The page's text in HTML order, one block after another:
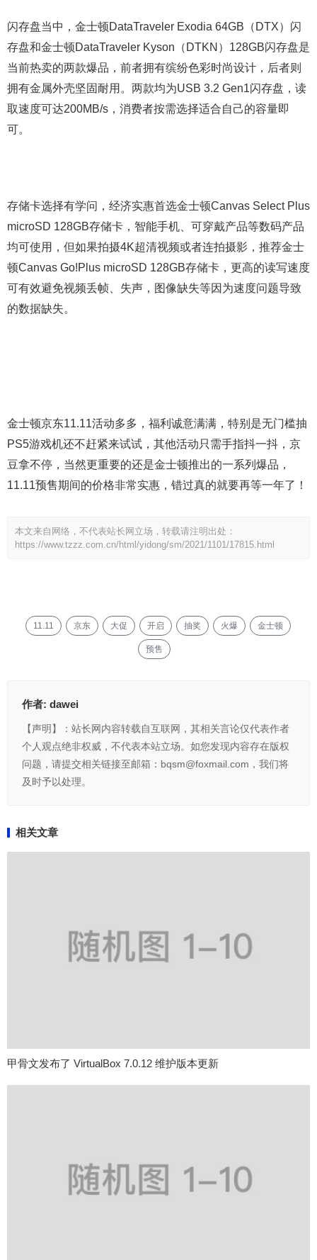
闪存盘当中，金士顿DataTraveler Exodia 64GB（DTX）闪
存盘和金士顿DataTraveler Kyson（DTKN）128GB闪存盘是
当前热卖的两款爆品，前者拥有缤纷色彩时尚设计，后者则
拥有金属外壳坚固耐用。两款均为USB 3.2 Gen1闪存盘，读
取速度可达200MB/s，消费者按需选择适合自己的容量即
可。
存储卡选择有学问，经济实惠首选金士顿Canvas Select Plus
microSD 128GB存储卡，智能手机、可穿戴产品等数码产品
均可使用，但如果拍摄4K超清视频或者连拍摄影，推荐金士
顿Canvas Go!Plus microSD 128GB存储卡，更高的读写速度
可有效避免视频丢帧、失声，图像缺失等因为速度问题导致
的数据缺失。
金士顿京东11.11活动多多，福利诚意满满，特别是无门槛抽
PS5游戏机还不赶紧来试试，其他活动只需手指抖一抖，京
豆拿不停，当然更重要的还是金士顿推出的一系列爆品，
11.11预售期间的价格非常实惠，错过真的就要再等一年了！
本文来自网络，不代表站长网立场，转载请注明出处：
https://www.tzzz.com.cn/html/yidong/sm/2021/1101/17815.html
11.11 京东 大促 开启 抽奖 火爆 金士顿
预售
作者: dawei
【声明】：站长网内容转载自互联网，其相关言论仅代表作者
个人观点绝非权威，不代表本站立场。如您发现内容存在版权
问题，请提交相关链接至邮箱：bqsm@foxmail.com，我们将
及时予以处理。
相关文章
甲骨文发布了 VirtualBox 7.0.12 维护版本更新